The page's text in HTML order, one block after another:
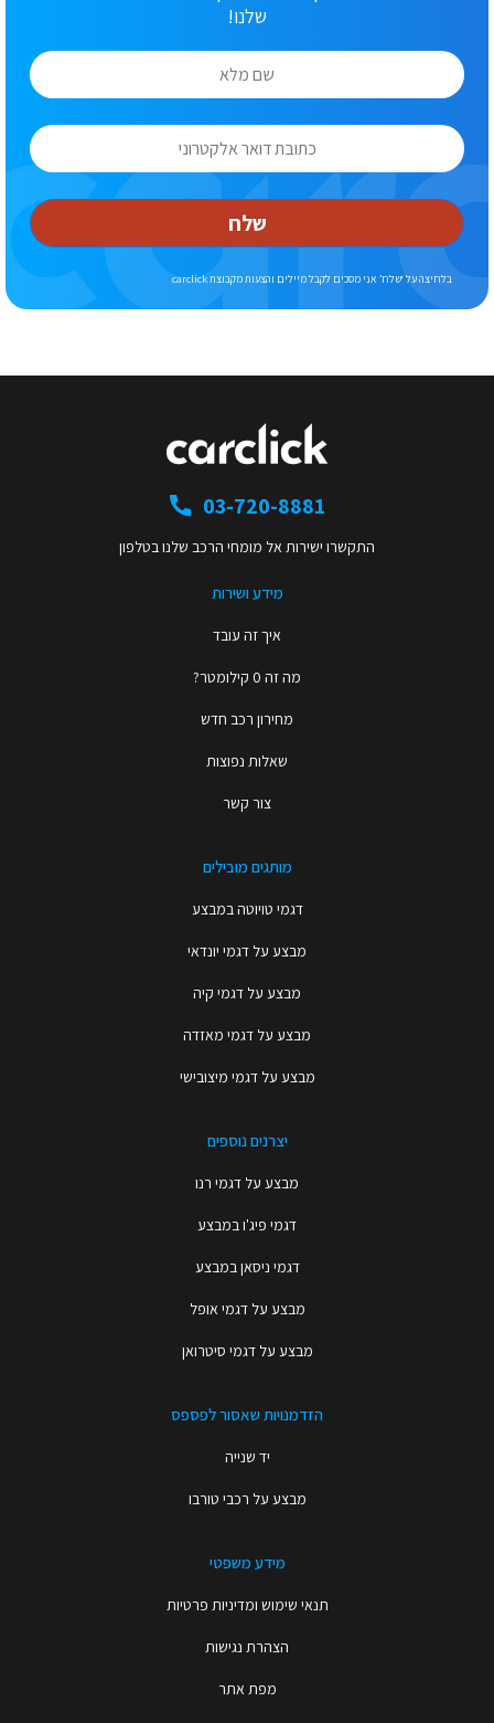
שלנו!
שלח
בלחיצה על ‘שלח’ אני מסכים לקבל מיילים והצעות מקבוצת carclick
מידע ושירות
איך זה עובד
מה זה 0 קילומטר?
מחירון רכב חדש
שאלות נפוצות
צור קשר
מותגים מובילים
דגמי טויוטה במבצע
מבצע על דגמי יונדאי
מבצע על דגמי קיה
מבצע על דגמי מאזדה
מבצע על דגמי מיצובישי
יצרנים נוספים
מבצע על דגמי רנו
דגמי פיג'ו במבצע
דגמי ניסאן במבצע
מבצע על דגמי אופל
מבצע על דגמי סיטרואן
הזדמנויות שאסור לפספס
יד שנייה
מבצע על רכבי טורבו
מידע משפטי
תנאי שימוש ומדיניות פרטיות
הצהרת נגישות
מפת אתר
03-720-8881
התקשרו ישירות אל מומחי הרכב שלנו בטלפון